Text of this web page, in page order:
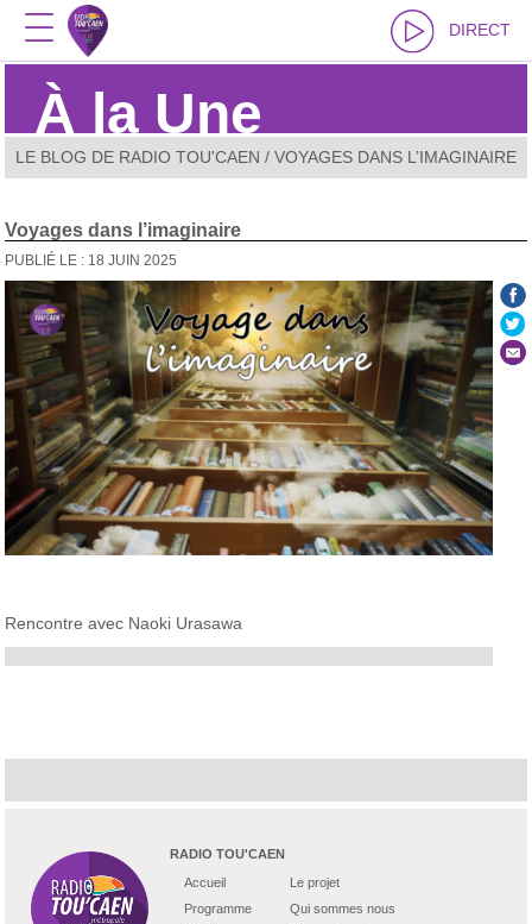
DIRECT
À la Une
LE BLOG DE RADIO TOU'CAEN / VOYAGES DANS L’IMAGINAIRE
Voyages dans l’imaginaire
PUBLIÉ LE : 18 JUIN 2025
Rencontre avec Naoki Urasawa
RADIO TOU'CAEN
Accueil
Programme
Le projet
Qui sommes nous